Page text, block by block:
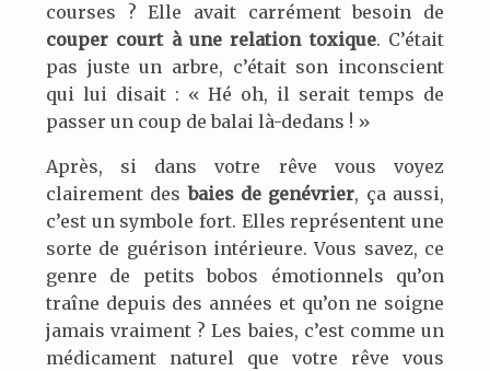
courses ? Elle avait carrément besoin de
couper court à une relation toxique. C’était
pas juste un arbre, c’était son inconscient
qui lui disait : « Hé oh, il serait temps de
passer un coup de balai là-dedans ! »
Après, si dans votre rêve vous voyez
clairement desbaies de genévrier, ça aussi,
c’est un symbole fort. Elles représentent une
sorte de guérison intérieure. Vous savez, ce
genre de petits bobos émotionnels qu’on
traîne depuis des années et qu’on ne soigne
jamais vraiment ? Les baies, c’est comme un
médicament naturel que votre rêve vous